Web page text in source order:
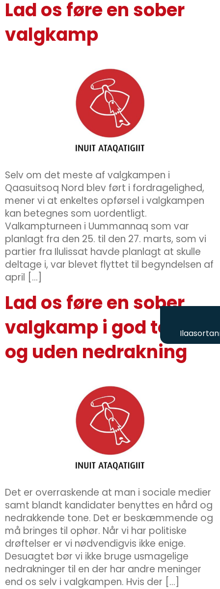
Lad os føre en sober
valgkamp
Selv om det meste af valgkampen i
Qaasuitsoq Nord blev ført i fordragelighed,
mener vi at enkeltes opførsel i valgkampen
kan betegnes som uordentligt.
Valkampturneen i Uummannaq som var
planlagt fra den 25. til den 27. marts, som vi
partier fra Ilulissat havde planlagt at skulle
deltage i, var blevet flyttet til begyndelsen af
april […]
Lad os føre en sober
valgkamp i god tone
og uden nedrakning
Det er overraskende at man i sociale medier
samt blandt kandidater benyttes en hård og
nedrakkende tone. Det er beskæmmende og
må bringes til ophør. Når vi har politiske
drøftelser er vi nødvendigvis ikke enige.
Desuagtet bør vi ikke bruge usmagelige
nedrakninger til en der har andre meninger
end os selv i valgkampen. Hvis der […]